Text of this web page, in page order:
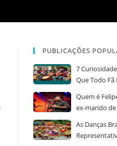
PUBLICAÇÕES
7
Que Todo Fã
Quem é
ex-marido
As Danças